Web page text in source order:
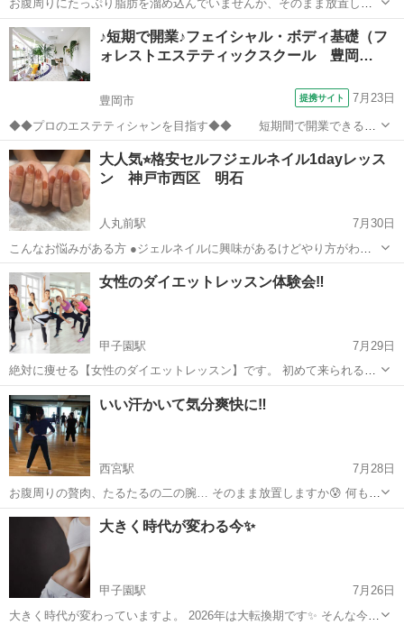
お腹周りにたっぷり脂肪を溜め込んでいませんか、そのまま放置しま
すか。 何もしないでいると筋肉量はどんどん減って 脂肪をたっぷり溜
め込んだだらしない体になります。 見た目が痩せていても体脂肪過多
の女性が たくさんい...
兵庫 西宮市 甲子園駅 美容健康 コアリズム
♪短期で開業♪フェイシャル・ボディ基礎（フ
ォレストエステティックスクール 豊岡…
豊岡市 提携サイト 7月23日
◆◆プロのエステティシャンを目指す◆◆ 短期間で開業できる技
術を学べるコース 【カリキュラム】 フェイシャル基礎カリキュラ
ム＋カウンセリング・ボディケア理論・ ボ
ディマッサージ実技・フットケア...
兵庫 豊岡市 エステ
大人気⭐︎格安セルフジェルネイル1dayレッス
ン 神戸市西区 明石
人丸前駅
7月30日
こんなお悩みがある方 ●ジェルネイルに興味があるけどやり方がわか
らない。 ●趣味を見つけたい。 ●ネイルを習ってみたいけど時間と費
用がかかる。 ●未経験からいつか自宅サロンを開いてみたい。 ●セル
フでやってるけどモチが悪い...
兵庫 神戸市 人丸前駅 ジェルネイル セルフ
女性のダイエットレッスン体験会‼️
甲子園駅
7月29日
絶対に痩せる【女性のダイエットレッスン】です。 初めて来られる方
は盛りだくさんのメニューにびっくりされます😂 最初にオリジナルコ
アリズムで肩甲骨と骨盤を動かしお腹周りがスッキリ、そして太りに
くい体に👍 メニュー...
兵庫 西宮市 甲子園駅 その他 レッスン
いい汗かいて気分爽快に‼️
西宮駅
7月28日
お腹周りの贅肉、たるたるの二の腕… そのまま放置しますか😰 何もし
ないと筋肉量はどんどん減っていき 脂肪だらけのだらしない体になり
ます。 膝や腰、股関節の痛みにも繋がります。 今こそ運動を習慣にし
て脂肪を燃...
兵庫 西宮市 西宮駅 美容健康
大きく時代が変わる今✨
甲子園駅
7月26日
大きく時代が変わっていますよ。 2026年は大転換期です✨ そんな今、